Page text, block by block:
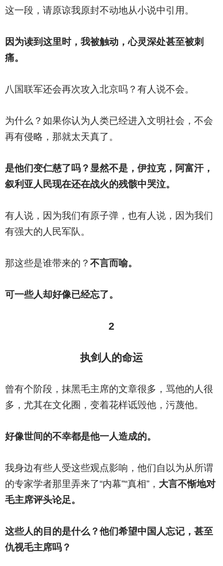
这一段，请原谅我原封不动地从小说中引用。
因为读到这里时，我被触动，心灵深处甚至被刺
痛。
八国联军还会再次攻入北京吗？有人说不会。
为什么？如果你认为人类已经进入文明社会，不会
再有侵略，那就太天真了。
是他们变仁慈了吗？显然不是，伊拉克，阿富汗，
叙利亚人民现在还在战火的残骸中哭泣。
有人说，因为我们有原子弹，也有人说，因为我们
有强大的人民军队。
那这些是谁带来的？ 不言而喻。
可一些人却好像已经忘了。
2
执剑人的命运
曾有个阶段，抹黑毛主席的文章很多，骂他的人很
多，尤其在文化圈，变着花样诋毁他，污蔑他。
好像世间的不幸都是他一人造成的。
我身边有些人受这些观点影响，他们自以为从所谓
的专家学者那里弄来了“内幕”“真相”， 大言不惭地对
毛主席评头论足。
这些人的目的是什么？他们希望中国人忘记，甚至
仇视毛主席吗？